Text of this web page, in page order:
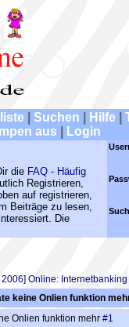
Suchen Hilfe
aus
Login
die FAQ - Häufig
Registrieren,
auf registrieren,
Beiträge zu lesen,
Die
2006] Online:
keine Onlien funktion
Onlien funktion mehr #1